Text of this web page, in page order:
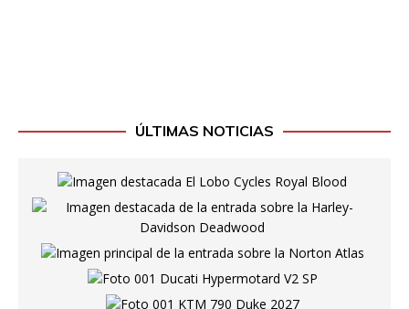
ÚLTIMAS NOTICIAS